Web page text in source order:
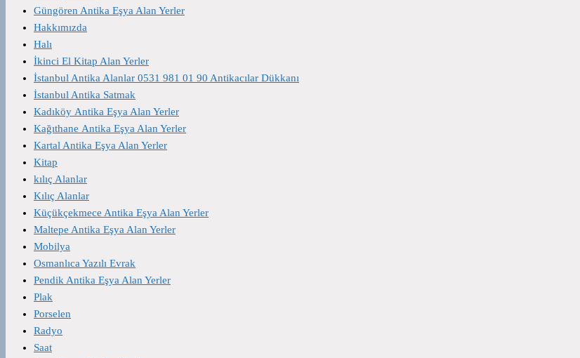
Güngören Antika Eşya Alan Yerler
Hakkımızda
Halı
İkinci El Kitap Alan Yerler
İstanbul Antika Alanlar 0531 981 01 90 Antikacılar Dükkanı
İstanbul Antika Satmak
Kadıköy Antika Eşya Alan Yerler
Kağıthane Antika Eşya Alan Yerler
Kartal Antika Eşya Alan Yerler
Kitap
kılıç Alanlar
Kılıç Alanlar
Küçükçekmece Antika Eşya Alan Yerler
Maltepe Antika Eşya Alan Yerler
Mobilya
Osmanlıca Yazılı Evrak
Pendik Antika Eşya Alan Yerler
Plak
Porselen
Radyo
Saat